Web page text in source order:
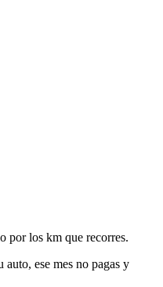
por los km que recorres.
ese mes no pagas y